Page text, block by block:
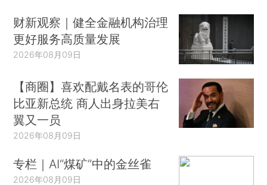
财新观察｜健全金融机构治理
更好服务高质量发展
2026年08月09日
【商圈】喜欢配戴名表的哥伦
比亚新总统 商人出身拉美右
翼又一员
2026年08月09日
专栏｜AI“煤矿”中的金丝雀
2026年08月09日